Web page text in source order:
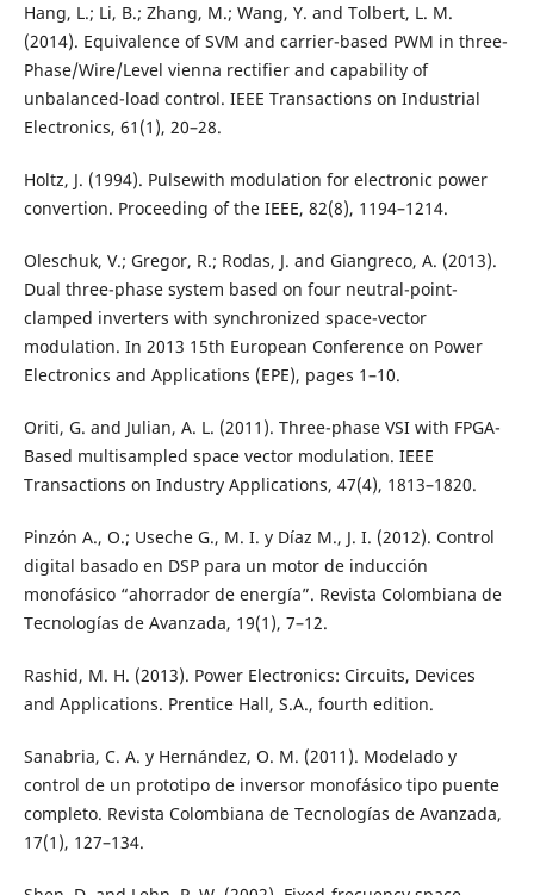
Hang, L.; Li, B.; Zhang, M.; Wang, Y. and Tolbert, L. M.
(2014). Equivalence of SVM and carrier-based PWM in three-
Phase/Wire/Level vienna rectifier and capability of
unbalanced-load control. IEEE Transactions on Industrial
Electronics, 61(1), 20–28.
Holtz, J. (1994). Pulsewith modulation for electronic power
convertion. Proceeding of the IEEE, 82(8), 1194–1214.
Oleschuk, V.; Gregor, R.; Rodas, J. and Giangreco, A. (2013).
Dual three-phase system based on four neutral-point-
clamped inverters with synchronized space-vector
modulation. In 2013 15th European Conference on Power
Electronics and Applications (EPE), pages 1–10.
Oriti, G. and Julian, A. L. (2011). Three-phase VSI with FPGA-
Based multisampled space vector modulation. IEEE
Transactions on Industry Applications, 47(4), 1813–1820.
Pinzón A., O.; Useche G., M. I. y Díaz M., J. I. (2012). Control
digital basado en DSP para un motor de inducción
monofásico “ahorrador de energía”. Revista Colombiana de
Tecnologías de Avanzada, 19(1), 7–12.
Rashid, M. H. (2013). Power Electronics: Circuits, Devices
and Applications. Prentice Hall, S.A., fourth edition.
Sanabria, C. A. y Hernández, O. M. (2011). Modelado y
control de un prototipo de inversor monofásico tipo puente
completo. Revista Colombiana de Tecnologías de Avanzada,
17(1), 127–134.